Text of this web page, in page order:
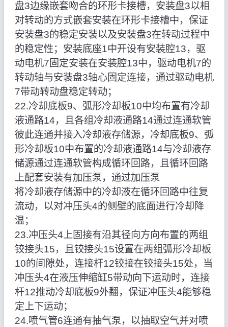
盘3边缘嵌套吻合的环形卡接槽，安装盘3以相
对转动的方式嵌套安装在环形卡接槽中，保证
安装盘3的稳定安装以及安装盘3在转动过程中
的稳定性；安装底座1中开设有安装腔13，驱
动电机7固定安装在安装腔13中，驱动电机7的
转动轴与安装盘3轴心固定连接，通过驱动电机
7带动转动盘稳定转动；
22.冷却底板9、弧形冷却板10中均布置有冷却
液通路14，且各组冷却液通路14通过连通软管
彼此连通并接入冷却液存储源，冷却底板9、弧
形冷却板10中布置的冷却液通路14与冷却液存
储源通过连通软管构成循环回路，且循环回路
上配套安装有加压泵，通过加压泵
将冷却液存储源中的冷却液在循环回路中往复
流动，以对冲压头4的侧壁的底面进行冷却降
温；
23.冲压头4上固接有沿其径向方向布置的两组
铰接头15，且铰接头15设置在两组弧形冷却板
10的间隙处，连接杆12铰接在铰接头15处，当
冲压头4在液压伸缩缸5带动向下运动时，连接
杆12推动冷却底板9外翻，保证冲压头4能够稳
定上下运动；
24.喷气管6连通有抽气泵，以抽取空气并对喷